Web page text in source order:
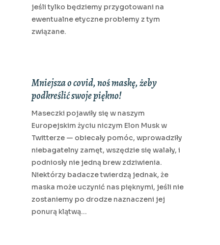
jeśli tylko będziemy przygotowani na
ewentualne etyczne problemy z tym
związane.
Mniejsza o covid, noś maskę, żeby
podkreślić swoje piękno!
Maseczki pojawiły się w naszym
Europejskim życiu niczym Elon Musk w
Twitterze — obiecały pomóc, wprowadziły
niebagatelny zamęt, wszędzie się walały, i
podniosły nie jedną brew zdziwienia.
Niektórzy badacze twierdzą jednak, że
maska może uczynić nas pięknymi, jeśli nie
zostaniemy po drodze naznaczeni jej
ponurą klątwą…